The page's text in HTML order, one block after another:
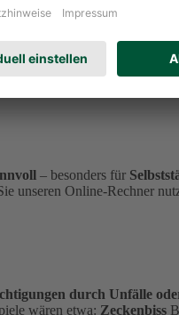
Unfallschutz nicht
Zuhause und
schließen Sie
– besonders für
unseren Online-Rechner
durch Unfälle
wären etwa: Zeckenbiss